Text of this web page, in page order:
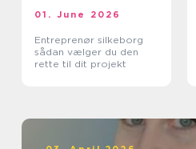
01. June 2026
Entreprenør silkeborg
sådan vælger du den
rette til dit projekt